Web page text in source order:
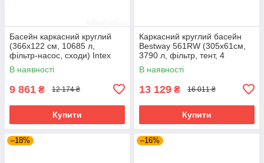
Басейн каркасний круглий
(366x122 см, 10685 л,
фільтр-насос, сходи) Intex
26718 Сірий Акція до 09.08
В наявності
9 861 ₴ 12 174 ₴
Купити
Каркасний круглий басейн
Bestway 561RW (305х61см,
3790 л, фільтр, тент, 4
підсклянники) Сірий
В наявності
13 129 ₴ 16 011 ₴
Купити
–18% –16%